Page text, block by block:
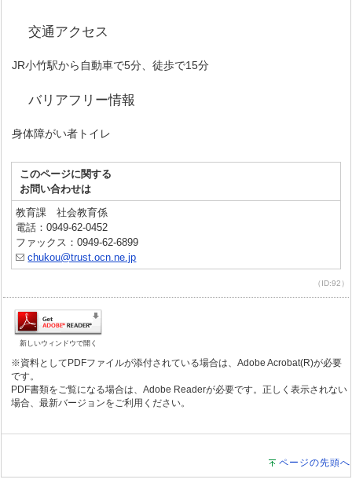
交通アクセス
JR小竹駅から自動車で5分、徒歩で15分
バリアフリー情報
身体障がい者トイレ
このページに関する
お問い合わせは
教育課 社会教育係
電話：0949-62-0452
ファックス：0949-62-6899
chukou@trust.ocn.ne.jp
（ID:92）
新しいウィンドウで開く
※資料としてPDFファイルが添付されている場合は、Adobe Acrobat(R)が必要
です。
PDF書類をご覧になる場合は、Adobe Readerが必要です。正しく表示されない
場合、最新バージョンをご利用ください。
ページの先頭へ